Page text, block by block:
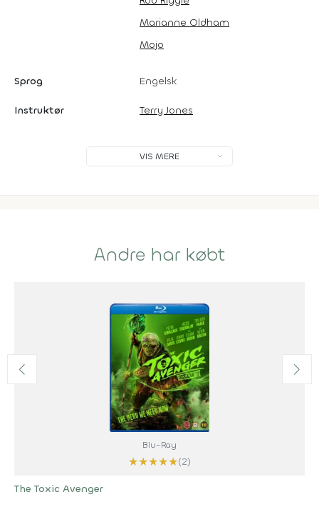
Marianne Oldham
Mojo
Sprog Engelsk
Instruktør Terry Jones
VIS MERE
Andre har købt
Blu-Ray
★★★★★(2)
The Toxic Avenger